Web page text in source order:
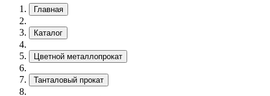
Главная
Каталог
Цветной металлопрокат
Танталовый прокат